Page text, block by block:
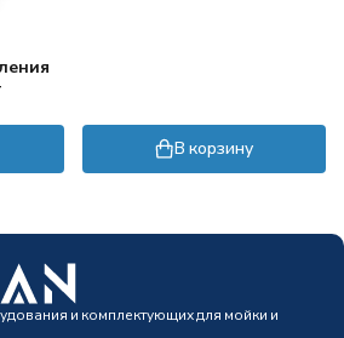
В корзину
и комплектующих для мойки и